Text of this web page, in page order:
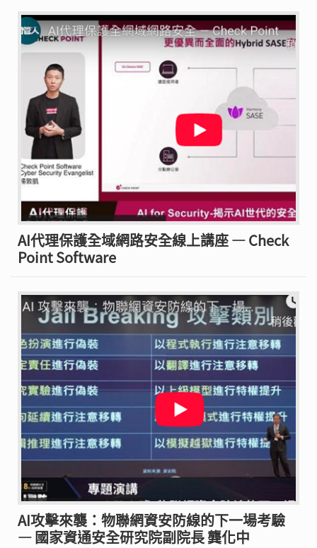
AI代理保護全域網路安全線上講座 — Check
Point Software
AI攻擊來襲：物聯網資安防線的下一場考驗
— 國家資通安全研究院副院長 龔化中